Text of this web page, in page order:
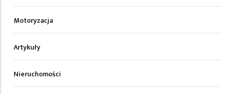
Motoryzacja
Artykuły
Nieruchomości